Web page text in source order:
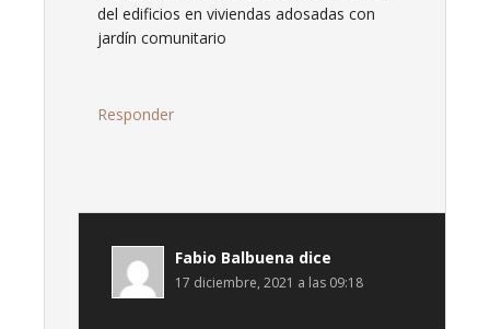
del edificios en viviendas adosadas con
jardín comunitario
Responder
Fabio Balbuena dice
17 diciembre, 2021 a las 09:18